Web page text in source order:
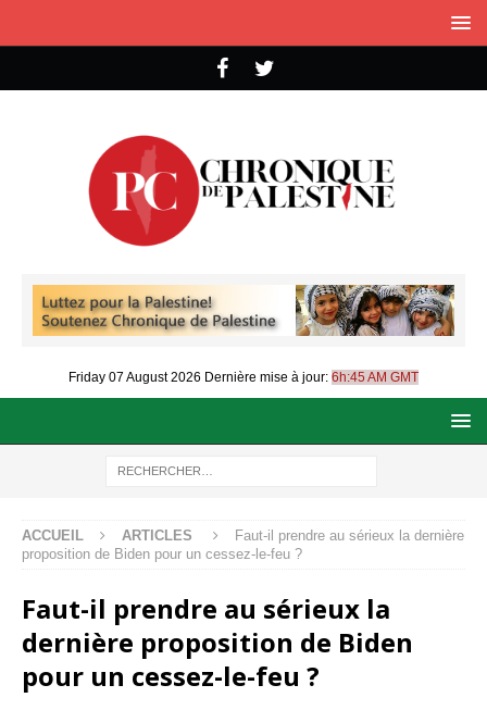
Friday 07 August 2026 Dernière mise à jour: 6h:45 AM GMT
ACCUEIL ARTICLES
Faut-il prendre au sérieux la dernière
proposition de Biden pour un cessez-le-feu ?
Faut-il prendre au sérieux la
dernière proposition de Biden
pour un cessez-le-feu ?